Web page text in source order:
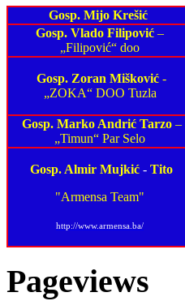
Gosp. Mijo Krešić
Gosp. Vlado Filipović –
„Filipović“ doo
Gosp. Zoran Mišković -
„ZOKA“ DOO Tuzla
Gosp. Marko Andrić Tarzo–
„Timun“ Par Selo
Gosp. Almir Mujkić - Tito
"Armensa Team"
http://www.armensa.ba/
Pageviews